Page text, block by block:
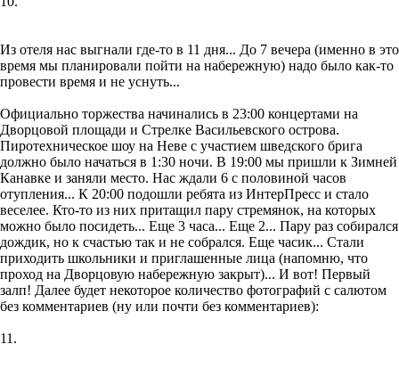
Из отеля нас выгнали где-то в 11 дня... До 7 вечера (именно в это
время мы планировали пойти на набережную) надо было как-то
провести время и не уснуть...
Официально торжества начинались в 23:00 концертами на
Дворцовой площади и Стрелке Васильевского острова.
Пиротехническое шоу на Неве с участием шведского брига
должно было начаться в 1:30 ночи. В 19:00 мы пришли к Зимней
Канавке и заняли место. Нас ждали 6 с половиной часов
отупления... К 20:00 подошли ребята из ИнтерПресс и стало
веселее. Кто-то из них притащил пару стремянок, на которых
можно было посидеть... Еще 3 часа... Еще 2... Пару раз собирался
дождик, но к счастью так и не собрался. Еще часик... Стали
приходить школьники и приглашенные лица (напомню, что
проход на Дворцовую набережную закрыт)... И вот! Первый
залп! Далее будет некоторое количество фотографий с салютом
без комментариев (ну или почти без комментариев):
11.